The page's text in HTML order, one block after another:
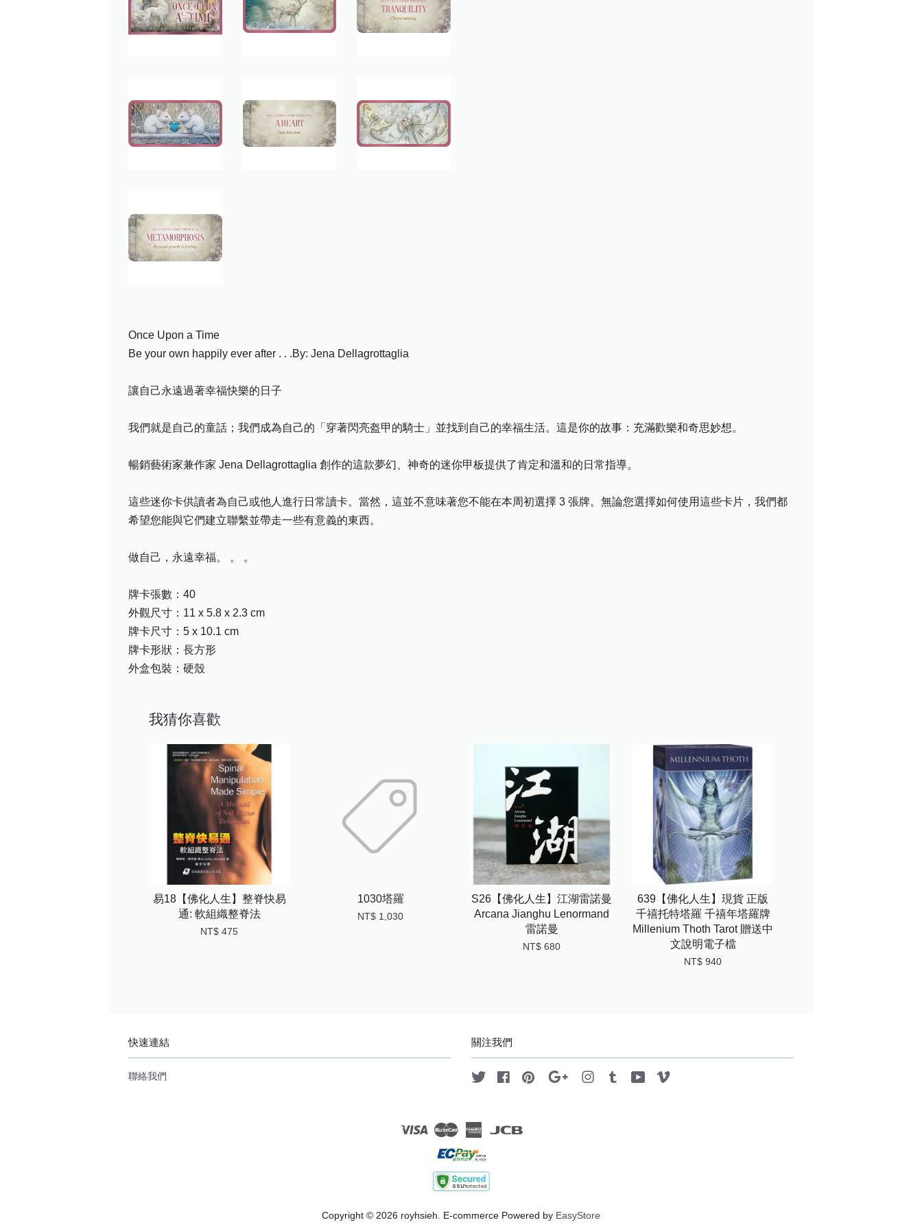
Once Upon a Time
Be your own happily ever after . . .By: Jena Dellagrottaglia
讓自己永遠過著幸福快樂的日子
我們就是自己的童話；我們成為自己的「穿著閃亮盔甲的騎士」並找到自己的幸福生活。這是你的故事：充滿歡樂和奇思妙想。
暢銷藝術家兼作家 Jena Dellagrottaglia 創作的這款夢幻、神奇的迷你甲板提供了肯定和溫和的日常指導。
這些迷你卡供讀者為自己或他人進行日常讀卡。當然，這並不意味著您不能在本周初選擇 3 張牌。無論您選擇如何使用這些卡片，我們都
希望您能與它們建立聯繫並帶走一些有意義的東西。
做自己，永遠幸福。 。 。
牌卡張數：40
外觀尺寸：11 x 5.8 x 2.3 cm
牌卡尺寸：5 x 10.1 cm
牌卡形狀：長方形
外盒包裝：硬殼
我猜你喜歡
易18【佛化人生】整脊快易
通: 軟組織整脊法
NT$ 475
1030塔羅
NT$ 1,030
S26【佛化人生】江湖雷諾曼
Arcana Jianghu Lenormand
雷諾曼
NT$ 680
639【佛化人生】現貨 正版
千禧托特塔羅 千禧年塔羅牌
Millenium Thoth Tarot 贈送中
文說明電子檔
NT$ 940
快速連結
聯絡我們
關注我們
Twitter FacebookPinterest Google Instagram
Tumblr YouTube
Visa Master American
Copyright © 2026 royhsieh. E-commerce Powered by EasyStore